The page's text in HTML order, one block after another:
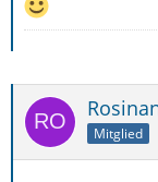
Mitglied